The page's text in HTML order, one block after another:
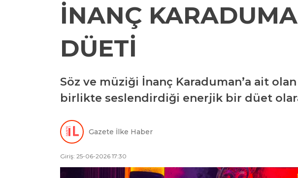
İNANÇ
DÜETİ
Söz ve müziği İnanç Karaduman’a ait
birlikte seslendirdiği enerjik bir düet
Gazete İlke Haber
Giriş: 25-06-2026 17:30